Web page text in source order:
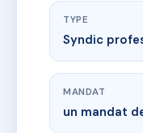
TYPE
Syndic
MANDAT
un mandat